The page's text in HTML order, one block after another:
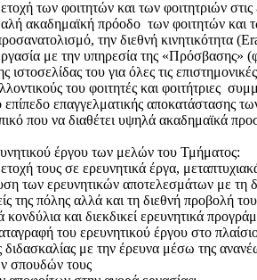
των φοιτητών και των φοιτητριών
ακαδημαϊκή πρόοδο των φοιτητών και
την διεθνή
με την υπηρεσία της «Πρόσβασης»
ιστοσελίδας του για όλες τις
του φοιτητές και φοιτήτριες
επίπεδο επαγγελματικής αποκατάστασης
που να διαθέτει υψηλά ακαδημαϊκά
έργου των μελών του Τμήματος:
τους σε ερευνητικά έργα,
των ερευνητικών αποτελεσμάτων με
της πόλης αλλά και τη διεθνή προβολή
κονδύλια και διεκδικεί ερευνητικά
του ερευνητικού έργου στο
διδασκαλίας με την έρευνα μέσω της
σπουδών τους